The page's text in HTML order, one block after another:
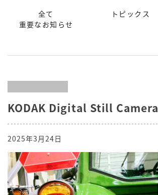
全て トピックス
重要なお知らせ
KODAK Digital Still Camera
2025年3月24日